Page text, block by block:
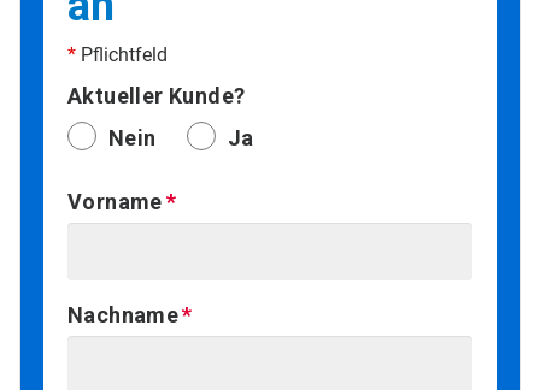
* Pflichtfeld
Aktueller Kunde?
Nein
Ja
Vorname
Nachname